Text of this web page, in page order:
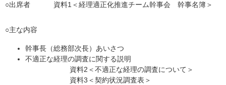
○出席者 資料1＜経理適正化推進チーム幹事会 幹事名簿＞
○主な内容
幹事長（総務部次長）あいさつ
不適正な経理の調査に関する説明
資料2＜不適正な経理の調査について＞
資料3＜契約状況調査表＞